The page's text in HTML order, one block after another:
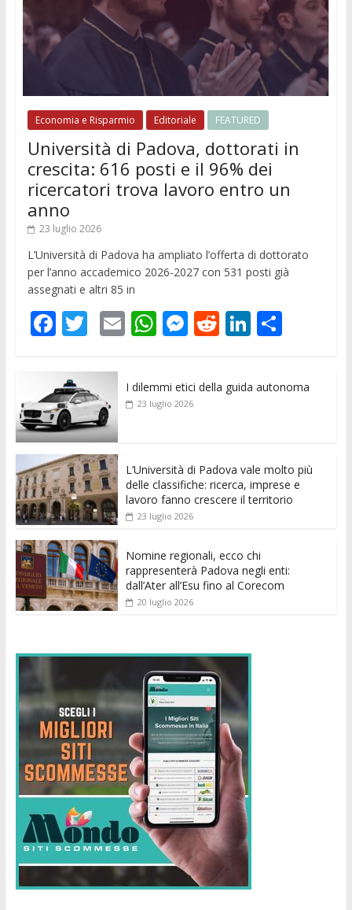
Economia e Risparmio Editoriale FEATURED
Università di Padova, dottorati in
crescita: 616 posti e il 96% dei
ricercatori trova lavoro entro un
anno
23 luglio 2026
L’Università di Padova ha ampliato l’offerta di dottorato
per l’anno accademico 2026-2027 con 531 posti già
assegnati e altri 85 in
F
e
b
o
o
k
T
itt
er
E
ai
l
W
s
p
M
ss
e
er
R
di
Li
e
C
di
I dilemmi etici della guida autonoma
23 luglio 2026
L’Università di Padova vale molto più
delle classifiche: ricerca, imprese e
lavoro fanno crescere il territorio
23 luglio 2026
Nomine regionali, ecco chi
rappresenterà Padova negli enti:
dall’Ater all’Esu fino al Corecom
20 luglio 2026